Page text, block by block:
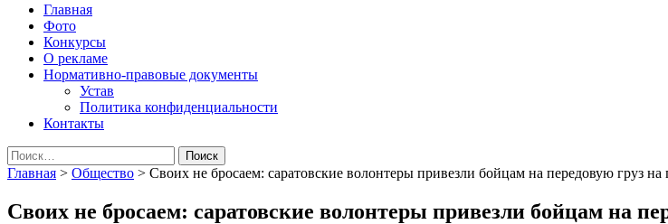
Народная трибуна
Калининская районная газета
Главная
Фото
Конкурсы
О рекламе
Нормативно-правовые документы
Устав
Политика конфиденциальности
Контакты
Найти:
Главная > Общество > Своих не бросаем: саратовские волонтеры привезли бойцам на передовую груз
Своих не бросаем: саратовские волонтеры привезли бойцам на